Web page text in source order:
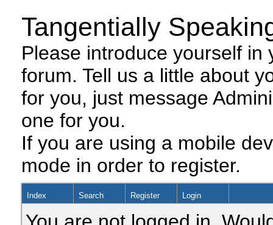
Tangentially
Please introduce yourself
forum. Tell us a little about
for you, just message
one for you.
If you are using a mobile
mode in order to register.
Index Search Register Login